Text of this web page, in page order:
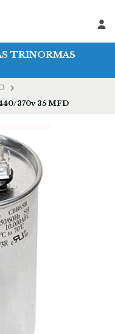
TRINORMAS
370v 35 MFD